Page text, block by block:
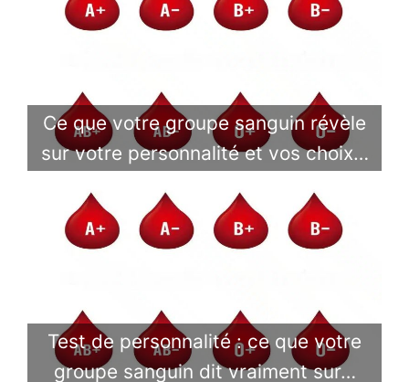
Ce que votre groupe sanguin révèle
sur votre personnalité et vos choix…
Test de personnalité : ce que votre
groupe sanguin dit vraiment sur…